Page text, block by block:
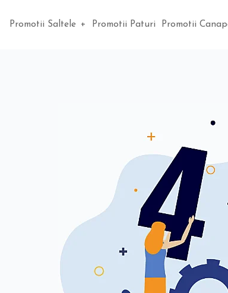
Promotii Saltele + Promotii Paturi Promotii